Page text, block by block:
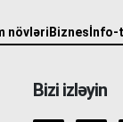
növləri Biznes
Bizi izləyin